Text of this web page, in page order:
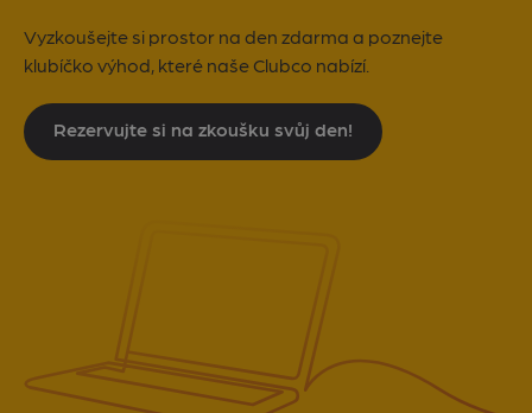
Vyzkoušejte si prostor na den zdarma a poznejte
klubíčko výhod, které naše Clubco nabízí.
Rezervujte si na zkoušku svůj den!